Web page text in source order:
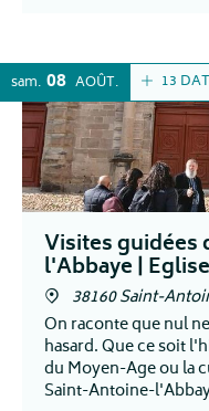
13
sam. 08 AOÛT
Visites guidées
l'Abbaye |
38160 Saint-
On raconte que nul
hasard. Que ce soit
du Moyen-Age ou la
Saint-Antoine-